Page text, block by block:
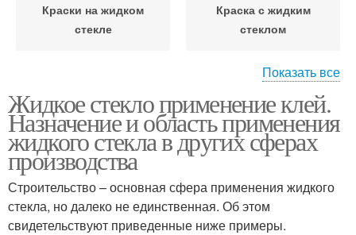
Краски на жидком
стекле
Краска с жидким
стеклом
Стекло для декора
Показать все
Жидкое стекло применение клей.
Назначение и область применения
жидкого стекла в других сферах
производства
Строительство – основная сфера применения жидкого
стекла, но далеко не единственная. Об этом
свидетельствуют приведенные ниже примеры.